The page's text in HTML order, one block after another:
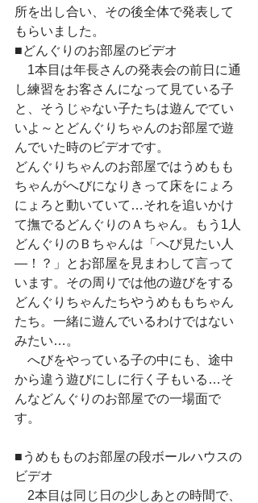
所を出し合い、その後全体で発表して
もらいました。
■どんぐりのお部屋のビデオ
1本目は年長さんの発表会の前日に通
し練習をお客さんになって見ている子
と、そうじゃない子たちは遊んでてい
いよ～とどんぐりちゃんのお部屋で遊
んでいた時のビデオです。
どんぐりちゃんのお部屋ではうめもも
ちゃんがへびになりきって床をにょろ
にょろと動いていて…それを追いかけ
て撫でるどんぐりのＡちゃん。もう1人
どんぐりのＢちゃんは「へび見たい人
―！？」とお部屋を見まわして言って
います。その周りでは他の遊びをする
どんぐりちゃんたちやうめももちゃん
たち。一緒に遊んでいるわけではない
みたい…。
へびをやっている子の中にも、途中
から違う遊びにしに行く子もいる…そ
んなどんぐりのお部屋での一場面で
す。
■うめもものお部屋の段ボールハウスの
ビデオ
2本目は同じ日の少しあとの時間で、